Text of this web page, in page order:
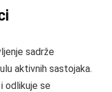
sadrže
aktivnih sastojaka.
odlikuje se